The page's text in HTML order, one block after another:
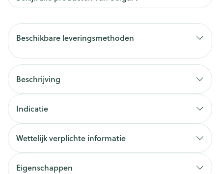
Beschikbare leveringsmethoden
Beschrijving
Indicatie
Wettelijk verplichte informatie
Eigenschappen